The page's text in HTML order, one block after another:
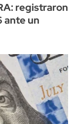
registraron
ante un